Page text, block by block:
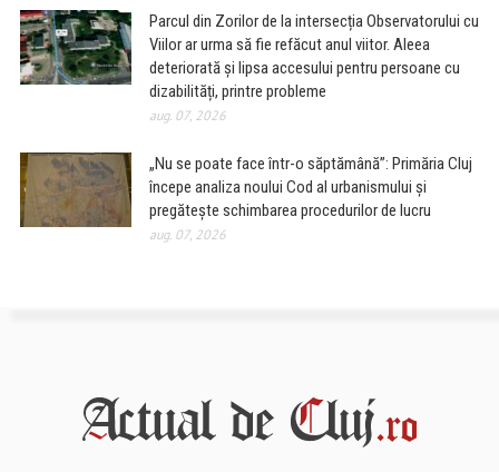
Parcul din Zorilor de la intersecția Observatorului cu
Viilor ar urma să fie refăcut anul viitor. Aleea
deteriorată și lipsa accesului pentru persoane cu
dizabilități, printre probleme
aug. 07, 2026
„Nu se poate face într-o săptămână”: Primăria Cluj
începe analiza noului Cod al urbanismului și
pregătește schimbarea procedurilor de lucru
aug. 07, 2026